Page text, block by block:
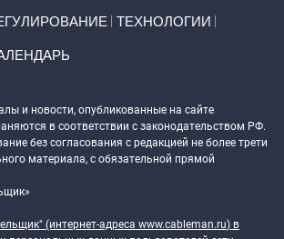
ТЕХНОЛОГИИ
и новости, опубликованные на сайте
в соответствии с законодательством РФ.
без согласования с редакцией не более трети
материала, с обязательной прямой
(интернет-адреса www.cableman.ru) в